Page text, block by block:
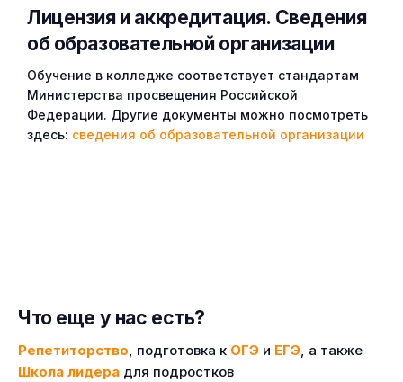
Лицензия и аккредитация. Cведения
об образовательной организации
Обучение в колледже соответствует стандартам
Министерства просвещения Российской
Федерации. Другие документы можно посмотреть
здесь: сведения об образовательной организации
Что еще у нас есть?
Репетиторство, подготовка к ОГЭ и ЕГЭ, а также
Школа лидера для подростков